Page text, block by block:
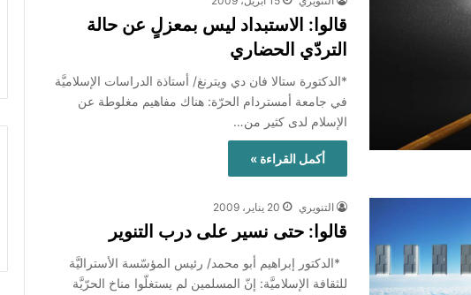
قالوا: الاستبداد ليس بمعزلٍ عن حالة
التردّي الحضاري
*الدكتورة ستالا فان دي ويترنغ/ أستاذة الدراسات الإسلاميَّة
في جامعة أمستردام الحرّة: هناك مفاهيم مغلوطة عن
الإسلام لدى كثير من…
أكمل القراءة »
التنويري 20 يناير، 2009
قالوا: حتى نسير على درب التنوير
*الدكتور إبراهيم أبو محمد/ رئيس المؤسّسة الأستراليَّة
للثقافة الإسلاميَّة: إنّ المسلمين لم يستغلّوا مناخ الحرّيَّة